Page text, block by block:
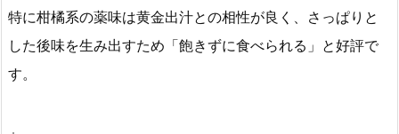
特に柑橘系の薬味は黄金出汁との相性が良く、さっぱりと
した後味を生み出すため「飽きずに食べられる」と好評で
す。